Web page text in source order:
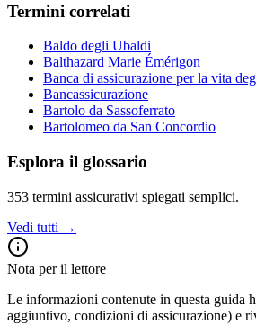
Termini correlati
Baldo degli Ubaldi
Balthazard Marie Émérigon
Banca di assicurazione per la vita
Bancassicurazione
Bartolo da Sassoferrato
Bartolomeo da San Concordio
Esplora il glossario
353 termini assicurativi spiegati semplici.
Vedi tutti →
Nota per il lettore
Le informazioni contenute in questa guida
aggiuntivo, condizioni di assicurazione) e